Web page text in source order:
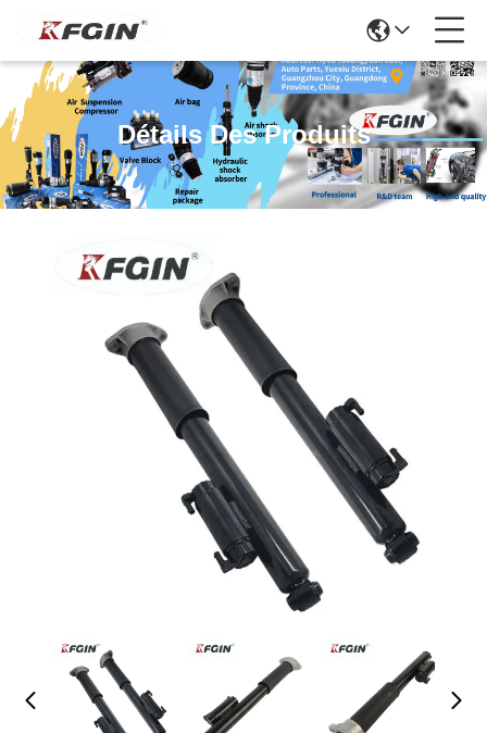
Détails Des Produits